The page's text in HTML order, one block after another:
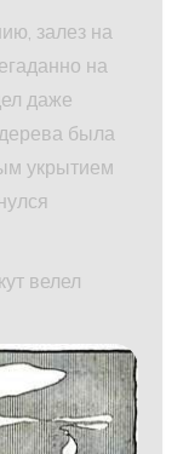
залез на
на
даже
была
укрытием
велел